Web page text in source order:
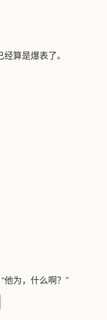
算是爆表了。
他为，什么啊？”